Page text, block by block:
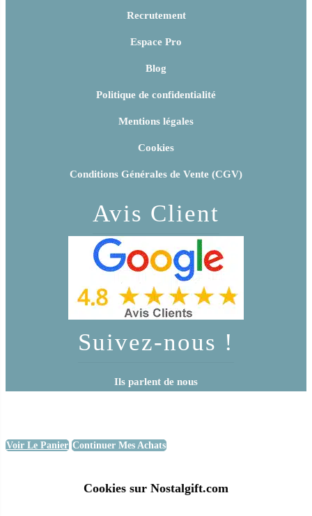
Recrutement
Espace Pro
Blog
Politique de confidentialité
Mentions légales
Cookies
Conditions Générales de Vente (CGV)
Avis Client
Suivez-nous !
Ils parlent de nous
Voir Le Panier Continuer Mes Achats
Cookies sur Nostalgift.com